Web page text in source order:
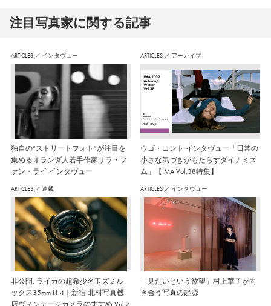
注⽬写真家に関する記事
ARTICLES ／ インタヴュー
独自の“ストリートフォト”が注目を
集めるオランダ人若手作家サラ・フ
ァン・ライ インタヴュー
ARTICLES ／ アーカイブ
ウゴ・コント インタヴュー「日常の
小さな気づきがもたらすダイナミズ
ム」【IMA Vol.38特集】
ARTICLES ／ 連載
非公開: ライカの超希少名玉ズミル
ックス35mm f1.4｜新宿 北村写真機
ARTICLES ／ インタヴュー
「見たいという欲望」村上華子が向
き合う写真の起源